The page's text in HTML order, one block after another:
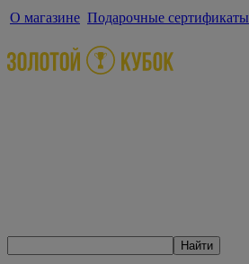
О магазине Подарочные сертификаты
Найти